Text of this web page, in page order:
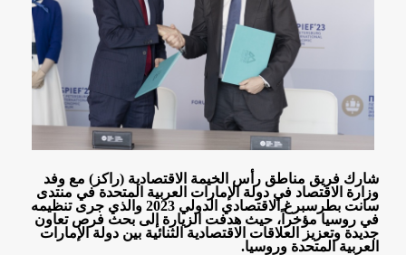
شارك فريق مناطق رأس الخيمة الاقتصادية (راكز) مع وفد
وزارة الاقتصاد في دولة الإمارات العربية المتحدة في منتدى
سانت بطرسبرغ الاقتصادي الدولي 2023 والذي جرى تنظيمه
في روسيا مؤخراً، حيث هدفت الزيارة إلى بحث فرص تعاون
جديدة وتعزيز العلاقات الاقتصادية الثنائية بين دولة الإمارات
العربية المتحدة وروسيا.